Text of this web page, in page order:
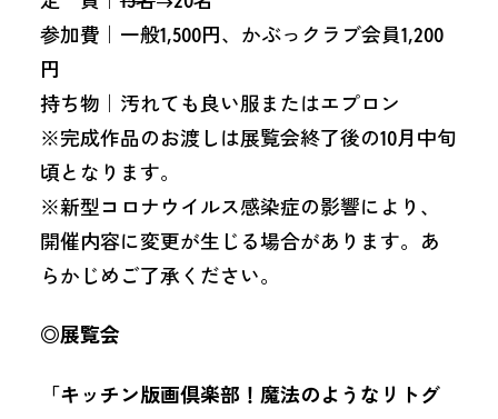
参加費｜一般1,500円、かぶっクラブ会員1,200
円
持ち物｜汚れても良い服またはエプロン
※完成作品のお渡しは展覧会終了後の10月中旬
頃となります。
※新型コロナウイルス感染症の影響により、
開催内容に変更が生じる場合があります。あ
らかじめご了承ください。
◎展覧会
「キッチン版画倶楽部！魔法のようなリトグ